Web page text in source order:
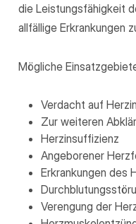
die Leistungsfähigkeit
allfällige Erkrankungen
Mögliche
Verdacht auf
Zur weiteren
Herzinsuffizienz
Angeborener
Erkrankungen des
Verengung der